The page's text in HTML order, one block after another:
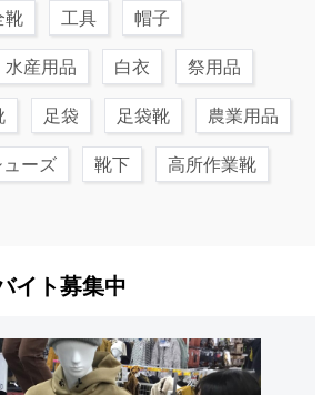
靴 工具 帽子
水産用品 白衣 祭用品
足袋 足袋靴 農業用品
ーズ 靴下 高所作業靴
イト募集中